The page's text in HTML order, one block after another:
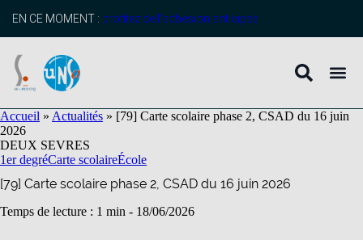
principal
EN CE MOMENT : profitez de l’adhésion anticipée
Accueil » Actualités » [79] Carte scolaire phase 2, CSAD du 16 juin
2026
DEUX SEVRES
1er degréCarte scolaireÉcole
[79] Carte scolaire phase 2, CSAD du 16 juin 2026
Temps de lecture : 1 min - 18/06/2026